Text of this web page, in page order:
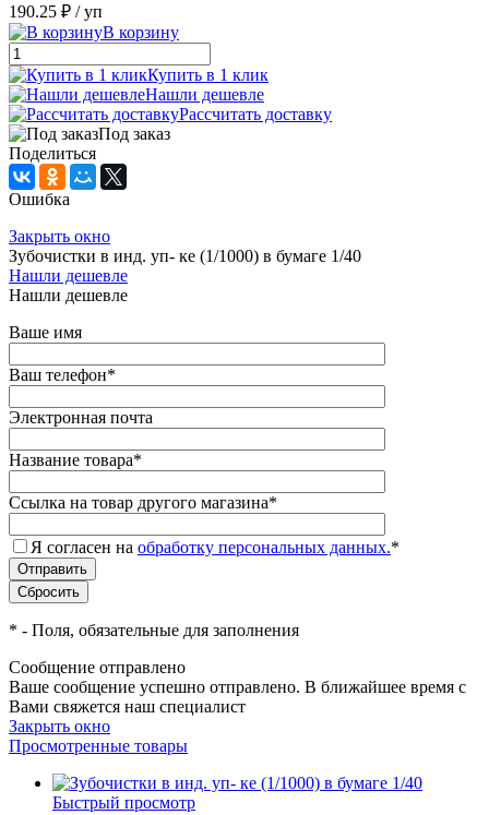
190.25 ₽ / уп
В корзину
Купить в 1 клик
Нашли дешевле
Рассчитать доставку
Под заказ
Поделиться
Ошибка
Закрыть окно
Зубочистки в инд. уп- ке (1/1000) в бумаге 1/40
Нашли дешевле
Нашли дешевле
Ваше имя
Ваш телефон*
Электронная почта
Название товара*
Ссылка на товар другого магазина*
Я согласен на обработку персональных данных.*
* - Поля, обязательные для заполнения
Сообщение отправлено
Ваше сообщение успешно отправлено. В ближайшее время с
Вами свяжется наш специалист
Закрыть окно
Просмотренные товары
Быстрый просмотр